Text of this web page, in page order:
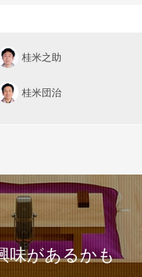
桂米之助
桂米団治
味があるかも